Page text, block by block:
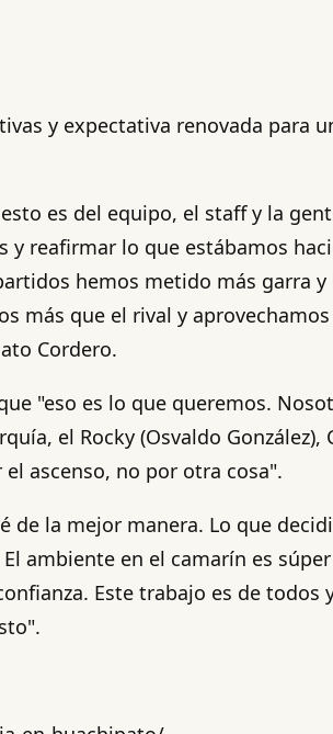
y expectativa renovada para
es del equipo, el staff y la
reafirmar lo que estábamos
hemos metido más garra y
más que el rival y
Cordero.
"eso es lo que queremos.
el Rocky (Osvaldo González),
ascenso, no por otra cosa".
la mejor manera. Lo que
ambiente en el camarín es
Este trabajo es de todos